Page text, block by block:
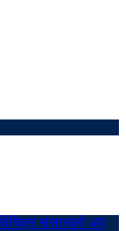
संसारब्लो अप